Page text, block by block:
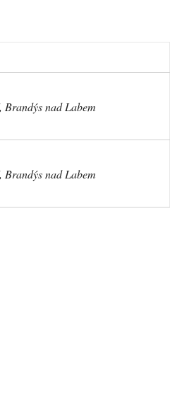
Brandýs nad Labem
Brandýs nad Labem